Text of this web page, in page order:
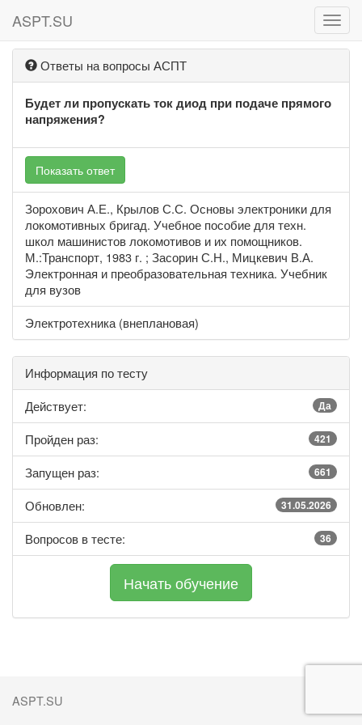
ASPT.SU
Ответы на вопросы АСПТ
Будет ли пропускать ток диод при подаче прямого
напряжения?
Показать ответ
Зорохович А.Е., Крылов С.С. Основы электроники для
локомотивных бригад. Учебное пособие для техн.
школ машинистов локомотивов и их помощников.
М.:Транспорт, 1983 г. ; Засорин С.Н., Мицкевич В.А.
Электронная и преобразовательная техника. Учебник
для вузов
Электротехника (внеплановая)
Информация по тесту
Действует:
Да
Пройден раз: 421
Запущен раз: 661
Обновлен: 31.05.2026
Вопросов в тесте: 36
ASPT.SU